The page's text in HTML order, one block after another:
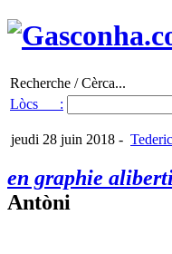
Recherche / Cèrca...
Lòcs :
jeudi 28 juin 2018 -
en graphie
Antòni